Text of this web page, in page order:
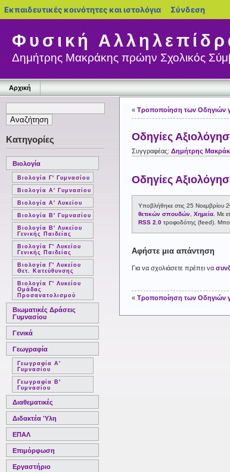
Φυσική
Δημήτρης Μακράκης πρώην Σχολικός
Αρχική
Κατηγορίες
Βιολογία
Βιολογία Γ' Γυμνασίου
Βιολογία Α' Γυμνασίου
Βιολογία Α' Λυκείου
Βιολογία Β' Γυμνασίου
Βιολογία Β' Λυκείου
Γενικής Παιδείας
Βιολογία Γ' Λυκείου
Γενικής Παιδείας
Βιολογία Γ' Λυκείου
Θετ. Κατεύθυνσης
Βιολογία Γ' Λυκείου
Ομάδας
Προσανατολισμού
Βιωματικές Δράσεις
Γυμνασίου
Γενικά
Γεωγραφία
Γεωγραφία Α'
Γυμνασίου
Γεωγραφία Β'
Γυμνασίου
Διαθεματικές
Διδακτέα Ύλη
ΕΠΑΛ
Επιμόρφωση
Εργαστήριο
« Τροποποίηση των Οδηγιών
Οδηγίες
Συγγραφέας: Δημήτρης
Οδηγίες
Υποβλήθηκε στις 25 Νοεμβρίου
θετικών σπουδών
Χημεία . Με
RSS 2.0 τροφοδότης (feed).
Αφήστε μια απάντηση
Για να σχολιάσετε πρέπει να
« Τροποποίηση των Οδηγιών
Εκπαιδευτικές κοινότητες και ιστολόγια blogs.sch.gr
Σύνδεση